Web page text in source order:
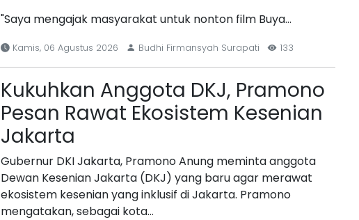
"Saya mengajak masyarakat untuk nonton film Buya…
Kamis, 06 Agustus 2026 Budhi Firmansyah Surapati 133
Kukuhkan Anggota DKJ, Pramono
Pesan Rawat Ekosistem Kesenian
Jakarta
Gubernur DKI Jakarta, Pramono Anung meminta anggota
Dewan Kesenian Jakarta (DKJ) yang baru agar merawat
ekosistem kesenian yang inklusif di Jakarta. Pramono
mengatakan, sebagai kota…